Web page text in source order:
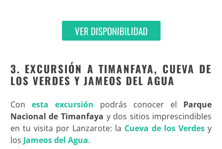
VER DISPONIBILIDAD
3. EXCURSIÓN A TIMANFAYA, CUEVA DE
LOS VERDES Y JAMEOS DEL AGUA
Con esta excursión podrás conocer el Parque
Nacional de Timanfaya y dos sitios imprescindibles
en tu visita por Lanzarote: la Cueva de los Verdes y
los Jameos del Agua.